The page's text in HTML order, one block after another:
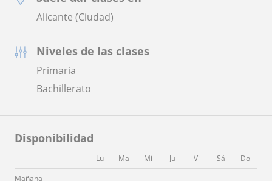
Alicante (Ciudad)
Niveles de las clases
Primaria
Bachillerato
Disponibilidad
Lu Ma Mi Ju Vi Sá
Do
Mañana